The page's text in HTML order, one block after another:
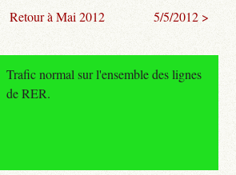
Retour à Mai 2012 5/5/2012 >
Trafic normal sur l'ensemble des lignes
de RER.